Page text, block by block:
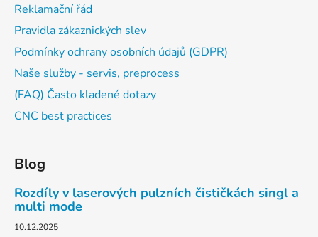
Reklamační řád
Pravidla zákaznických slev
Podmínky ochrany osobních údajů (GDPR)
Naše služby - servis, preprocess
(FAQ) Často kladené dotazy
CNC best practices
Blog
Rozdíly v laserových pulzních čističkách singl a
multi mode
10.12.2025